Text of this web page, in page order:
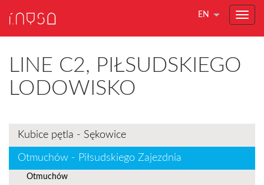
EN
LINE C2, PIŁSUDSKIEGO
LODOWISKO
Kubice pętla - Sękowice
Otmuchów - Piłsudskiego Zajezdnia
Otmuchów